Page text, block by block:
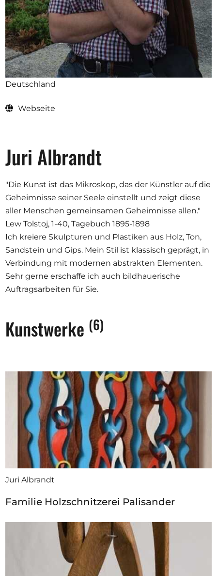
Ausschreibungen
Mitglied werden
Künstler:innen
Spenden
Kontakt
Deutschland
Webseite
Juri Albrandt
"Die Kunst ist das Mikroskop, das der Künstler auf die
Geheimnisse seiner Seele einstellt und zeigt diese
aller Menschen gemeinsamen Geheimnisse allen."
Lew Tolstoj, 1-40, Tagebuch 1895-1898
Ich kreiere Skulpturen und Plastiken aus Holz, Ton,
Sandstein und Gips. Mein Stil ist klassisch geprägt, in
Verbindung mit modernen abstrakten Elementen.
Sehr gerne erschaffe ich auch bildhauerische
Auftragsarbeiten für Sie.
Kunstwerke (6)
Juri Albrandt
Familie Holzschnitzerei Palisander